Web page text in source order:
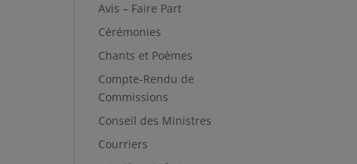
Avis – Faire Part
Cérémonies
Chants et Poèmes
Compte-Rendu de
Commissions
Conseil des Ministres
Courriers